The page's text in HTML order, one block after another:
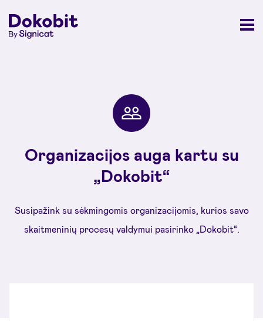
Organizacijos auga kartu su
„Dokobit“
Susipažink su sėkmingomis organizacijomis, kurios savo
skaitmeninių procesų valdymui pasirinko „Dokobit“.